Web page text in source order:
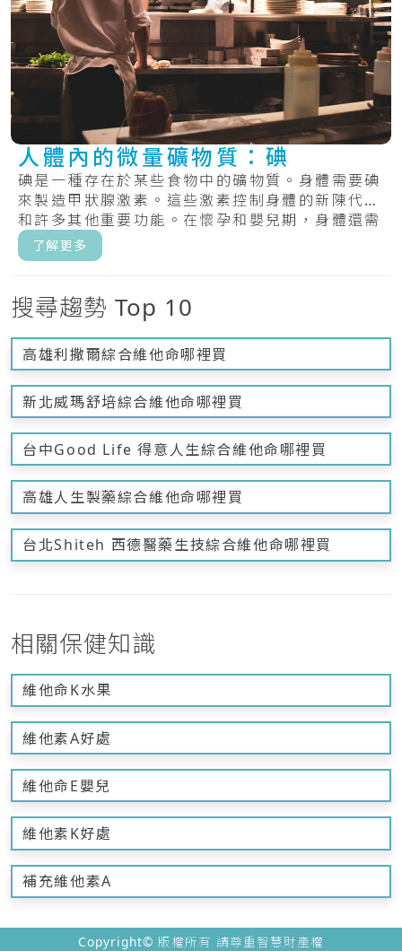
人體內的微量礦物質：碘
碘是一種存在於某些食物中的礦物質。身體需要碘
來製造甲狀腺激素。這些激素控制身體的新陳代謝
和許多其他重要功能。在懷孕和嬰兒期，身體還需
要甲.....
了解更多
搜尋趨勢 Top 10
高雄利撒爾綜合維他命哪裡買
新北威瑪舒培綜合維他命哪裡買
台中Good Life 得意人生綜合維他命哪裡買
高雄人生製藥綜合維他命哪裡買
台北Shiteh 西德醫藥生技綜合維他命哪裡買
相關保健知識
維他命K水果
維他素A好處
維他命E嬰兒
維他素K好處
補充維他素A
Copyright© 版權所有 請尊重智慧財產權